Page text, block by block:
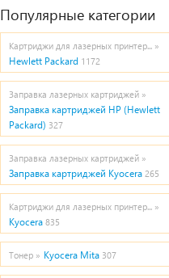
Популярные категории
Картриджи для лазерных принтер... »
Hewlett Packard 1172
Заправка лазерных картриджей »
Заправка картриджей HP (Hewlett
Packard) 327
Заправка лазерных картриджей »
Заправка картриджей Kyocera 265
Картриджи для лазерных принтер... »
Kyocera 835
Тонер » Kyocera Mita 307